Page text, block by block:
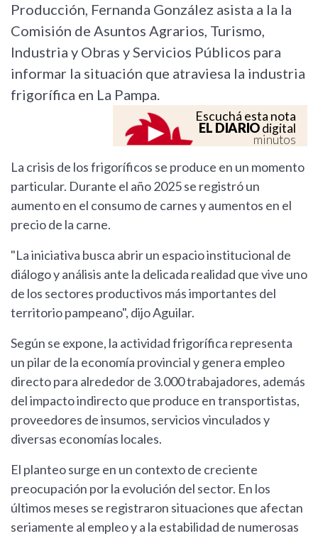
Producción, Fernanda González asista a la la
Comisión de Asuntos Agrarios, Turismo,
Industria y Obras y Servicios Públicos para
informar la situación que atraviesa la industria
frigorífica en La Pampa.
Escuchá esta nota
EL DIARIOdigital
minutos
La crisis de los frigoríficos se produce en un momento
particular. Durante el año 2025 se registró un
aumento en el consumo de carnes y aumentos en el
precio de la carne.
"La iniciativa busca abrir un espacio institucional de
diálogo y análisis ante la delicada realidad que vive uno
de los sectores productivos más importantes del
territorio pampeano", dijo Aguilar.
Según se expone, la actividad frigorífica representa
un pilar de la economía provincial y genera empleo
directo para alrededor de 3.000 trabajadores, además
del impacto indirecto que produce en transportistas,
proveedores de insumos, servicios vinculados y
diversas economías locales.
El planteo surge en un contexto de creciente
preocupación por la evolución del sector. En los
últimos meses se registraron situaciones que afectan
seriamente al empleo y a la estabilidad de numerosas